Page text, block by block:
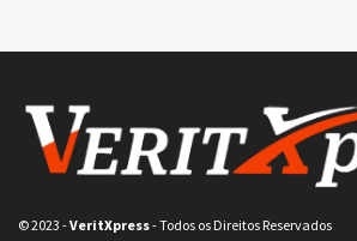
© 2023 -VeritXpress- Todos os Direitos Reservados